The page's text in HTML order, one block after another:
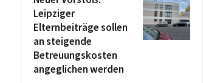
Leipziger
Elternbeiträge sollen
an steigende
Betreuungskosten
angeglichen werden